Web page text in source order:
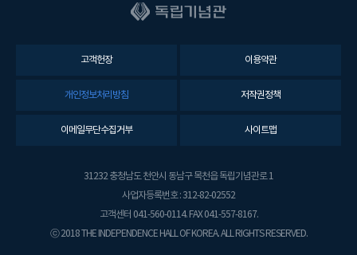
고객헌장 이용약관
개인정보처리방침 저작권정책
이메일무단수집거부 사이트맵
31232 충청남도 천안시 동남구 목천읍 독립기념관로 1
사업자등록번호 : 312-82-02552
고객센터 041-560-0114. FAX 041-557-8167.
ⓒ 2018 THE INDEPENDENCE HALL OF KOREA. ALL RIGHTS RESERVED.